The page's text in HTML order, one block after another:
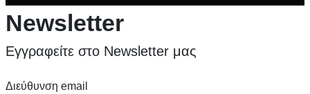
Newsletter
Εγγραφείτε στο Newsletter μας
Διεύθυνση email